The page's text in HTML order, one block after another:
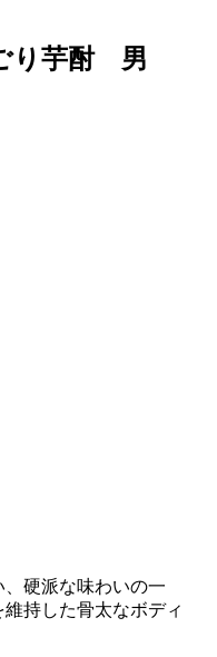
り芋酎 男
、硬派な味わいの一
持した骨太なボディ